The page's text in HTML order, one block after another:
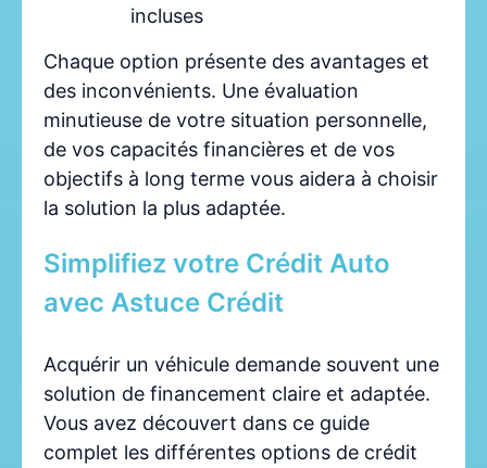
incluses
Chaque option présente des avantages et
des inconvénients. Une évaluation
minutieuse de votre situation personnelle,
de vos capacités financières et de vos
objectifs à long terme vous aidera à choisir
la solution la plus adaptée.
Simplifiez votre Crédit Auto
avec Astuce Crédit
Acquérir un véhicule demande souvent une
solution de financement claire et adaptée.
Vous avez découvert dans ce guide
complet les différentes options de crédit